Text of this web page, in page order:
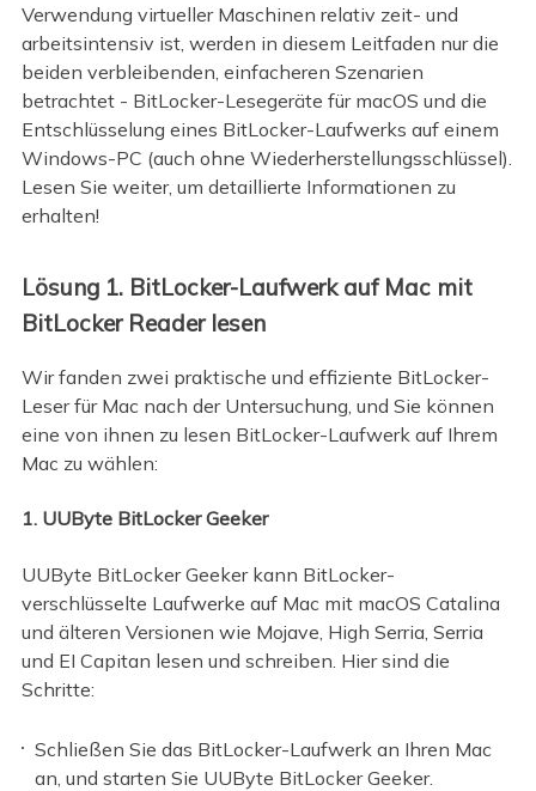
Verwendung virtueller Maschinen relativ zeit- und
arbeitsintensiv ist, werden in diesem Leitfaden nur die
beiden verbleibenden, einfacheren Szenarien
betrachtet - BitLocker-Lesegeräte für macOS und die
Entschlüsselung eines BitLocker-Laufwerks auf einem
Windows-PC (auch ohne Wiederherstellungsschlüssel).
Lesen Sie weiter, um detaillierte Informationen zu
erhalten!
Lösung 1. BitLocker-Laufwerk auf Mac mit
BitLocker Reader lesen
Wir fanden zwei praktische und effiziente BitLocker-
Leser für Mac nach der Untersuchung, und Sie können
eine von ihnen zu lesen BitLocker-Laufwerk auf Ihrem
Mac zu wählen:
1. UUByte BitLocker Geeker
UUByte BitLocker Geeker kann BitLocker-
verschlüsselte Laufwerke auf Mac mit macOS Catalina
und älteren Versionen wie Mojave, High Serria, Serria
und EI Capitan lesen und schreiben. Hier sind die
Schritte:
Schließen Sie das BitLocker-Laufwerk an Ihren Mac
an, und starten Sie UUByte BitLocker Geeker.